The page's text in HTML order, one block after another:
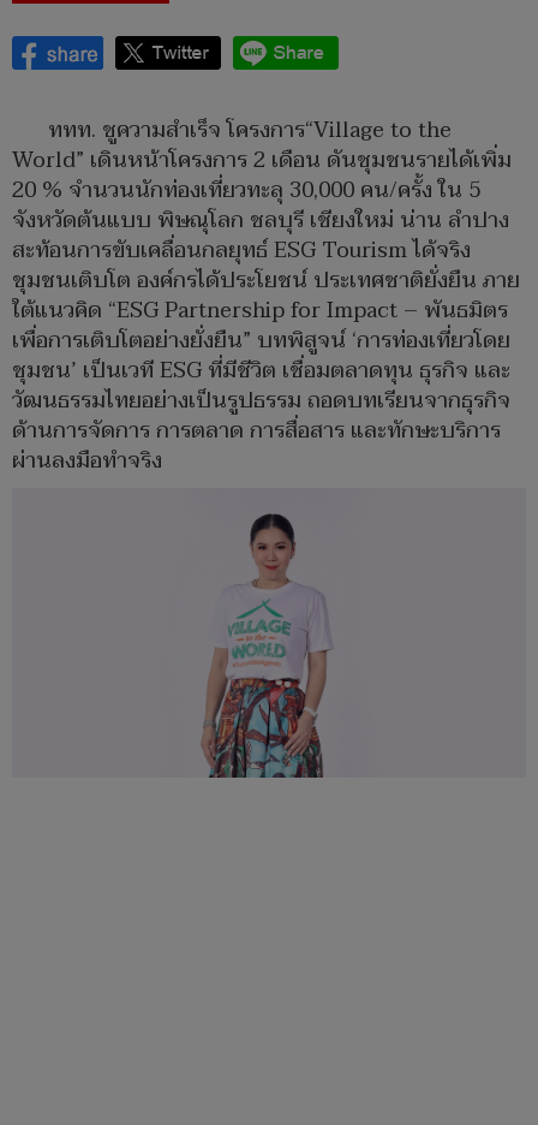
ททท. ชูความสำเร็จ โครงการ“Village to the
World” เดินหน้าโครงการ 2 เดือน ดันชุมชนรายได้เพิ่ม
20 % จำนวนนักท่องเที่ยวทะลุ 30,000 คน/ครั้ง ใน 5
จังหวัดต้นแบบ พิษณุโลก ชลบุรี เชียงใหม่ น่าน ลำปาง
สะท้อนการขับเคลื่อนกลยุทธ์ ESG Tourism ได้จริง
ชุมชนเติบโต องค์กรได้ประโยชน์ ประเทศชาติยั่งยืน ภาย
ใต้แนวคิด “ESG Partnership for Impact – พันธมิตร
เพื่อการเติบโตอย่างยั่งยืน” บทพิสูจน์ ‘การท่องเที่ยวโดย
ชุมชน’ เป็นเวที ESG ที่มีชีวิต เชื่อมตลาดทุน ธุรกิจ และ
วัฒนธรรมไทยอย่างเป็นรูปธรรม ถอดบทเรียนจากธุรกิจ
ด้านการจัดการ การตลาด การสื่อสาร และทักษะบริการ
ผ่านลงมือทำจริง